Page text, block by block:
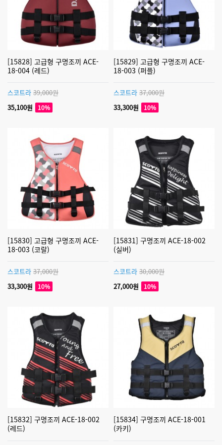
[15828] 고급형 구명조끼 ACE-
18-004 (레드)
스코트라 39,000원
35,100원
10%
[15829] 고급형 구명조끼 ACE-
18-003 (퍼플)
스코트라 37,000원
33,300원
10%
[15830] 고급형 구명조끼 ACE-
18-003 (코랄)
스코트라 37,000원
33,300원
10%
[15831] 구명조끼 ACE-18-002
(실버)
스코트라 30,000원
27,000원
10%
[15832] 구명조끼 ACE-18-002
(레드)
[15834] 구명조끼 ACE-18-001
(카키)